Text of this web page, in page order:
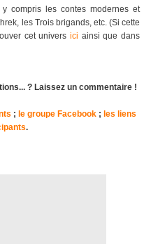
compris les contes modernes et
les Trois brigands, etc. (Si cette
cet universici ainsi que dans
? Laissez un commentaire !
; le groupe Facebook ; les liens
.